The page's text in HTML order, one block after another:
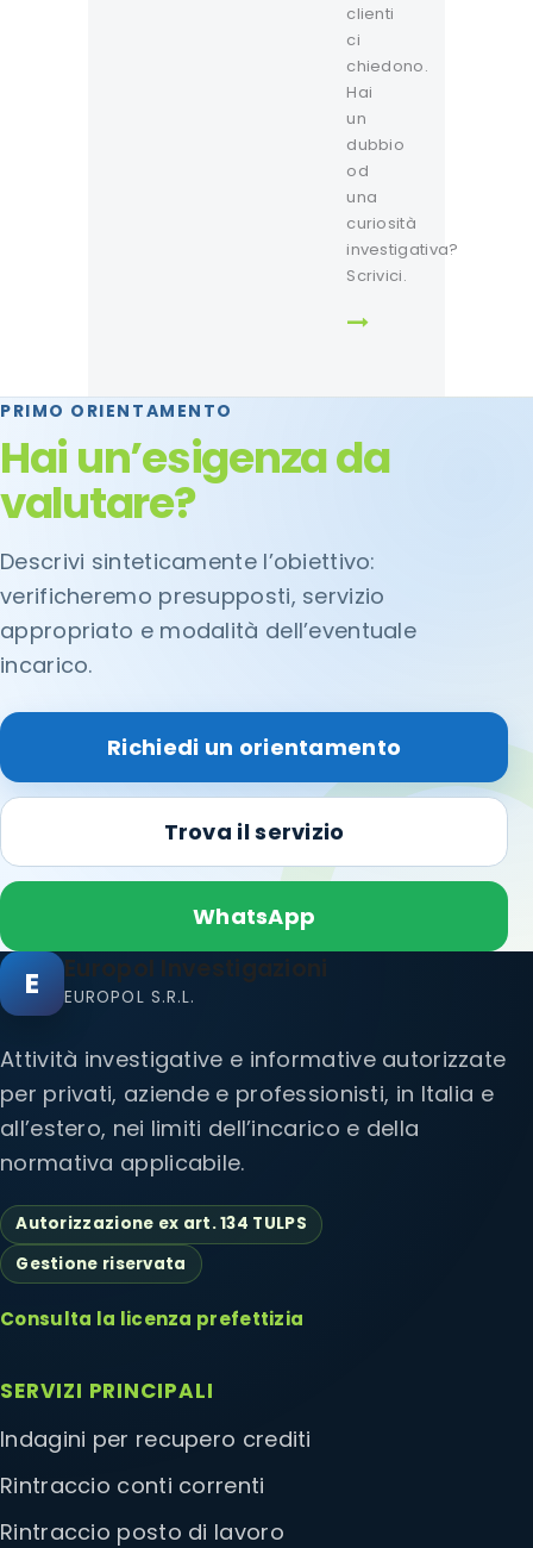
clienti
ci
chiedono.
Hai
un
dubbio
od
una
curiosità
investigativa?
Scrivici.
PRIMO ORIENTAMENTO
Hai un’esigenza da
valutare?
Descrivi sinteticamente l’obiettivo:
verificheremo presupposti, servizio
appropriato e modalità dell’eventuale
incarico.
Richiedi un orientamento
Trova il servizio
WhatsApp
E Europol Investigazioni
EUROPOL S.R.L.
Attività investigative e informative autorizzate
per privati, aziende e professionisti, in Italia e
all’estero, nei limiti dell’incarico e della
normativa applicabile.
Autorizzazione ex art. 134 TULPS
Gestione riservata
Consulta la licenza prefettizia
SERVIZI PRINCIPALI
Indagini per recupero crediti
Rintraccio conti correnti
Rintraccio posto di lavoro